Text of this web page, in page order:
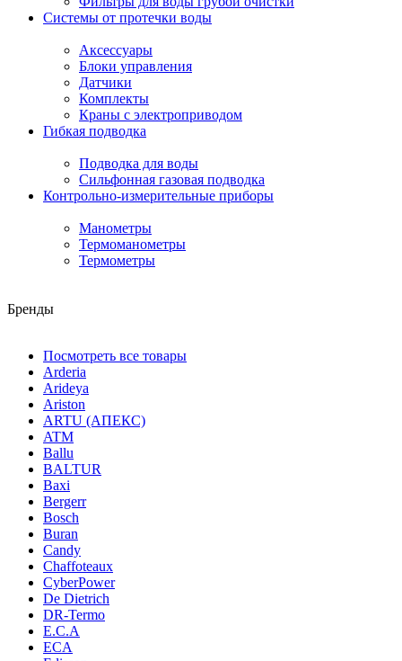
Системы от протечки воды
Аксессуары
Блоки управления
Датчики
Комплекты
Краны с электроприводом
Гибкая подводка
Подводка для воды
Сильфонная газовая подводка
Контрольно-измерительные приборы
Манометры
Термоманометры
Термометры
Бренды
Посмотреть все товары
Arderia
Arideya
Ariston
ARTU (АПЕКС)
ATM
Ballu
BALTUR
Baxi
Bergerr
Bosch
Buran
Candy
Chaffoteaux
CyberPower
De Dietrich
DR-Termo
E.C.A
ECA